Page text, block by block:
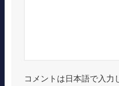
コメントは日本語で入力